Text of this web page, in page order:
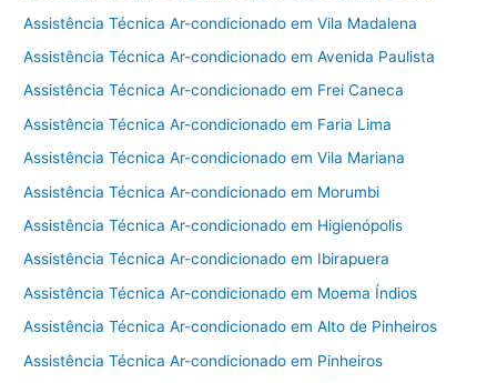
Assistência Técnica Ar-condicionado em Vila Madalena
Assistência Técnica Ar-condicionado em Avenida Paulista
Assistência Técnica Ar-condicionado em Frei Caneca
Assistência Técnica Ar-condicionado em Faria Lima
Assistência Técnica Ar-condicionado em Vila Mariana
Assistência Técnica Ar-condicionado em Morumbi
Assistência Técnica Ar-condicionado em Higienópolis
Assistência Técnica Ar-condicionado em Ibirapuera
Assistência Técnica Ar-condicionado em Moema Índios
Assistência Técnica Ar-condicionado em Alto de Pinheiros
Assistência Técnica Ar-condicionado em Pinheiros